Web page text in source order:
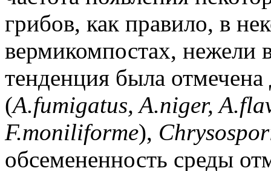
грибов, как правило, в
вермикомпостах, нежели
тенденция была
(A.fumigatus, A.niger,
F.moniliforme),
обсемененность среды